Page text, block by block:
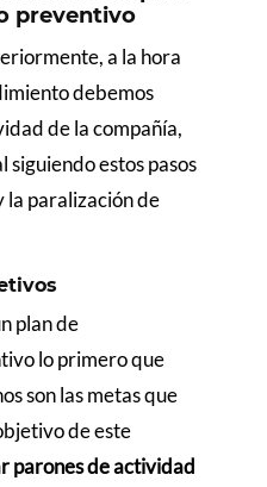
preventivo
a la hora
debemos
de la compañía,
estos pasos
la paralización de
plan de
lo primero que
son las metas que
de este
parones de actividad